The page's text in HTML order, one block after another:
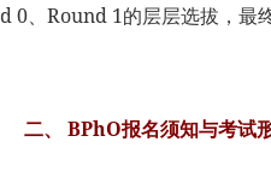
0、Round 1的层层选拔，最
二、 BPhO报名须知与考试